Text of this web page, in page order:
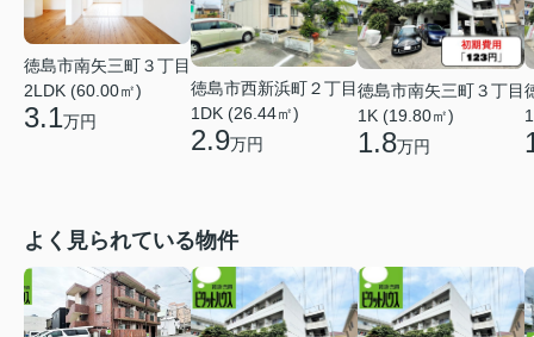
徳島市南矢三町３丁目
2LDK (60.00㎡)
3.1万円
徳島市西新浜町２丁目
1DK (26.44㎡)
2.9万円
徳島市南矢三町３丁目
1K (19.80㎡)
1.8万円
よく見られている物件